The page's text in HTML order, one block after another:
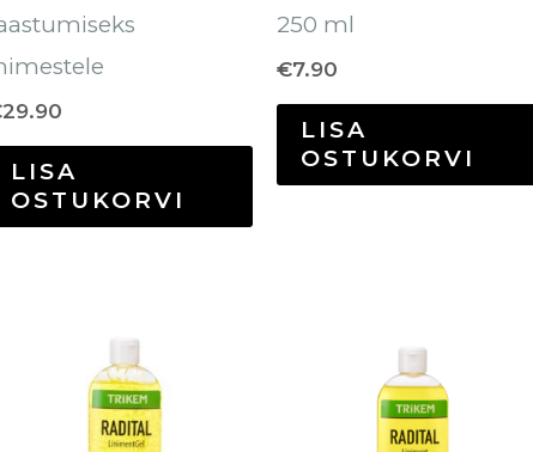
29.90
LISA
OSTUKORVI
250 ml
€7.90
LISA
OSTUKORVI